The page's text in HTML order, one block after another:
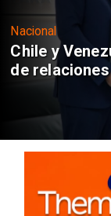
Nacional
Chile y
de